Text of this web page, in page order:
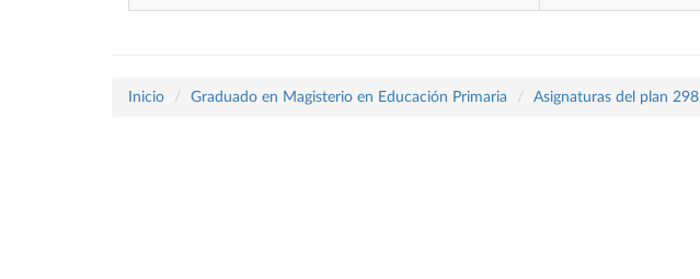
Inicio Graduado en Magisterio en Educación Primaria Asignaturas del plan 298